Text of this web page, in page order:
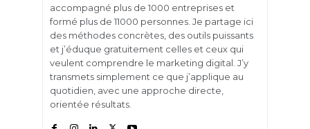
accompagné plus de 1000 entreprises et
formé plus de 11000 personnes. Je partage ici
des méthodes concrètes, des outils puissants
et j’éduque gratuitement celles et ceux qui
veulent comprendre le marketing digital. J’y
transmets simplement ce que j’applique au
quotidien, avec une approche directe,
orientée résultats.